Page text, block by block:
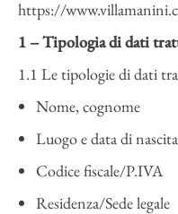
https://
1 – Tipologia di dati
1.1 Le tipologie di dati
Nome, cognome
Luogo e data di nascita
Codice fiscale/P.IVA
Residenza/Sede legale